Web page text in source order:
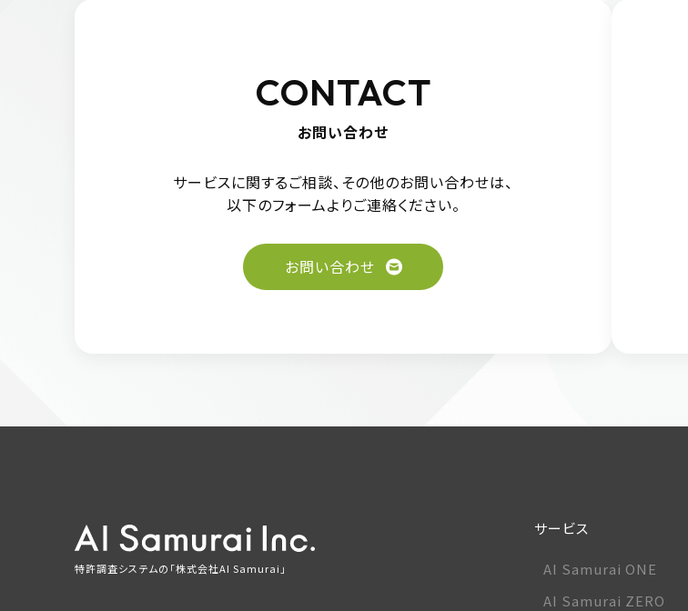
CONTACT
お問い合わせ
サービスに関するご相談、その他のお問い合わせは、
以下のフォームよりご連絡ください。
お問い合わせ
特許調査システムの「株式会社AI Samurai」
サービス
AI Samurai ONE
AI Samurai ZERO